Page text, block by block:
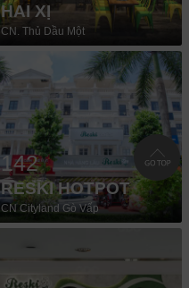
HAI XỊ
CN. Thủ Dầu Một
142
RESKI HOTPOT
CN Cityland Gò Vấp